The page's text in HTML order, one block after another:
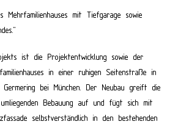
Mehrfamilienhauses mit Tiefgarage sowie
ist die Projektentwicklung sowie der
in einer ruhigen Seitenstraße in
bei München. Der Neubau greift die
Bebauung auf und fügt sich mit
selbstverständlich in den bestehenden